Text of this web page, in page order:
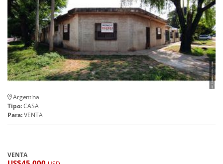
Argentina
Tipo:CASA
Para:VENTA
VENTA